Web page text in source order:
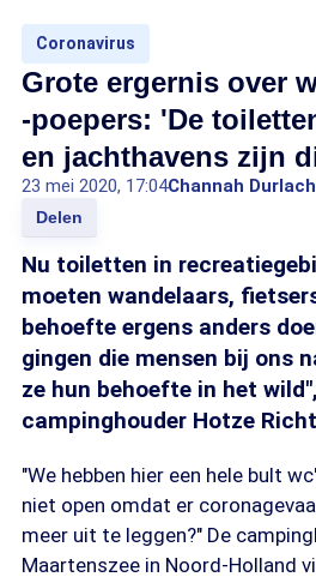
Coronavirus
Grote ergernis over
-poepers: 'De
en jachthavens zijn
23 mei 2020, 17:04Channah
Delen
Nu toiletten in
moeten wandelaars,
behoefte ergens anders
gingen die mensen bij ons
ze hun behoefte in het
campinghouder Hotze
"We hebben hier een hele bult
niet open omdat er
meer uit te leggen?" De
Maartenszee in Noord-Holland